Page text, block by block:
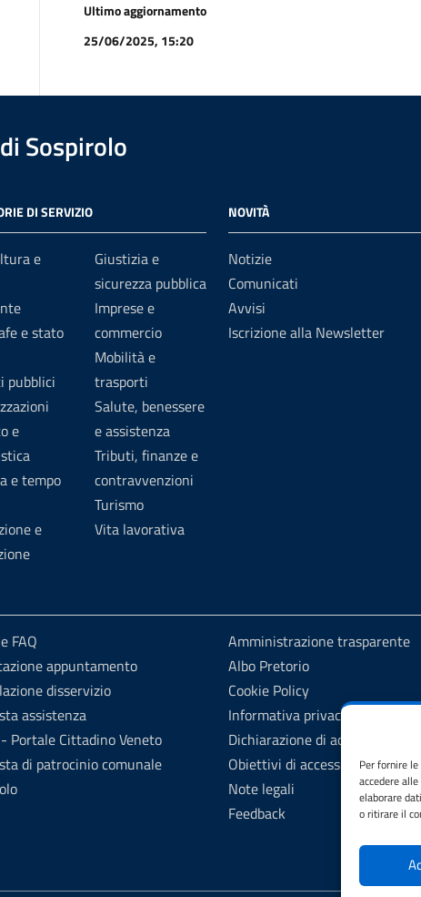
Per fornire
accedere
elaborare
o ritirare il
Ultimo aggiornamento
25/06/2025, 15:20
Sospirolo
DI SERVIZIO
e
e stato
pubblici
e
e tempo
e
Giustizia e
sicurezza pubblica
Imprese e
commercio
Mobilità e
trasporti
Salute, benessere
e assistenza
Tributi, finanze e
contravvenzioni
Turismo
Vita lavorativa
NOVITÀ
Notizie
Comunicati
Avvisi
Iscrizione alla Newsletter
FAQ
appuntamento
disservizio
assistenza
Portale Cittadino Veneto
di patrocinio comunale
Amministrazione trasparente
Albo Pretorio
Cookie Policy
Informativa privacy
Dichiarazione di accessibilità
Obiettivi di accessibilità
Note legali
Feedback